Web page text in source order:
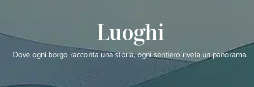
Luoghi
Dove ogni borgo racconta una storia, ogni sentiero rivela un panorama.